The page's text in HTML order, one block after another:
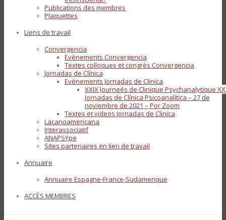
Publications des membres
Plaquettes
Liens de travail
Convergencia
Evènements Convergencia
Textes colloques et congrès Convergencia
Jornadas de Clínica
Evènements Jornadas de Clinica
XXIX Journeés de Clinique Psychanalytique
Jornadas de Clínica Psicoanalítica – 27 de
noviembre de 2021 – Por Zoom
Textes et videos Jornadas de Clinica
Lacanoamericana
Interassociatif
ANAPSYpe
Sites partenaires en lien de travail
Annuaire
Annuaire Espagne-France-Sudamerique
ACCÈS MEMBRES